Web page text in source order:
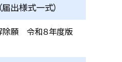
出様式一式）
除願 令和８年度版